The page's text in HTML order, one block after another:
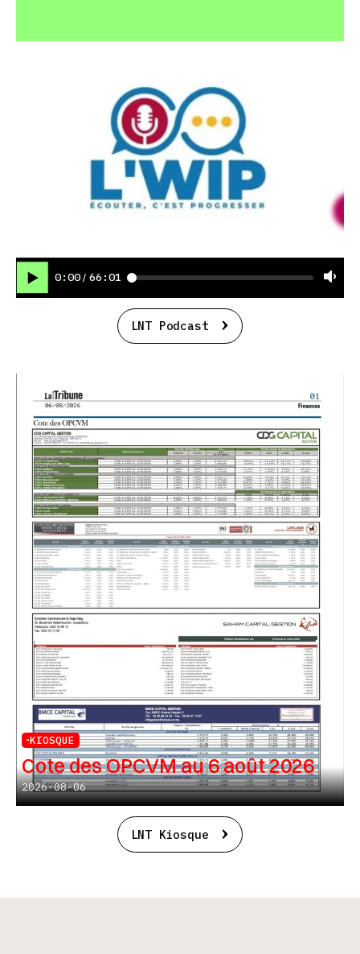
0:00 / 66:01
LNT Podcast
KIOSQUE
Cote des OPCVM au 6 août 2026
2026-08-06
LNT Kiosque